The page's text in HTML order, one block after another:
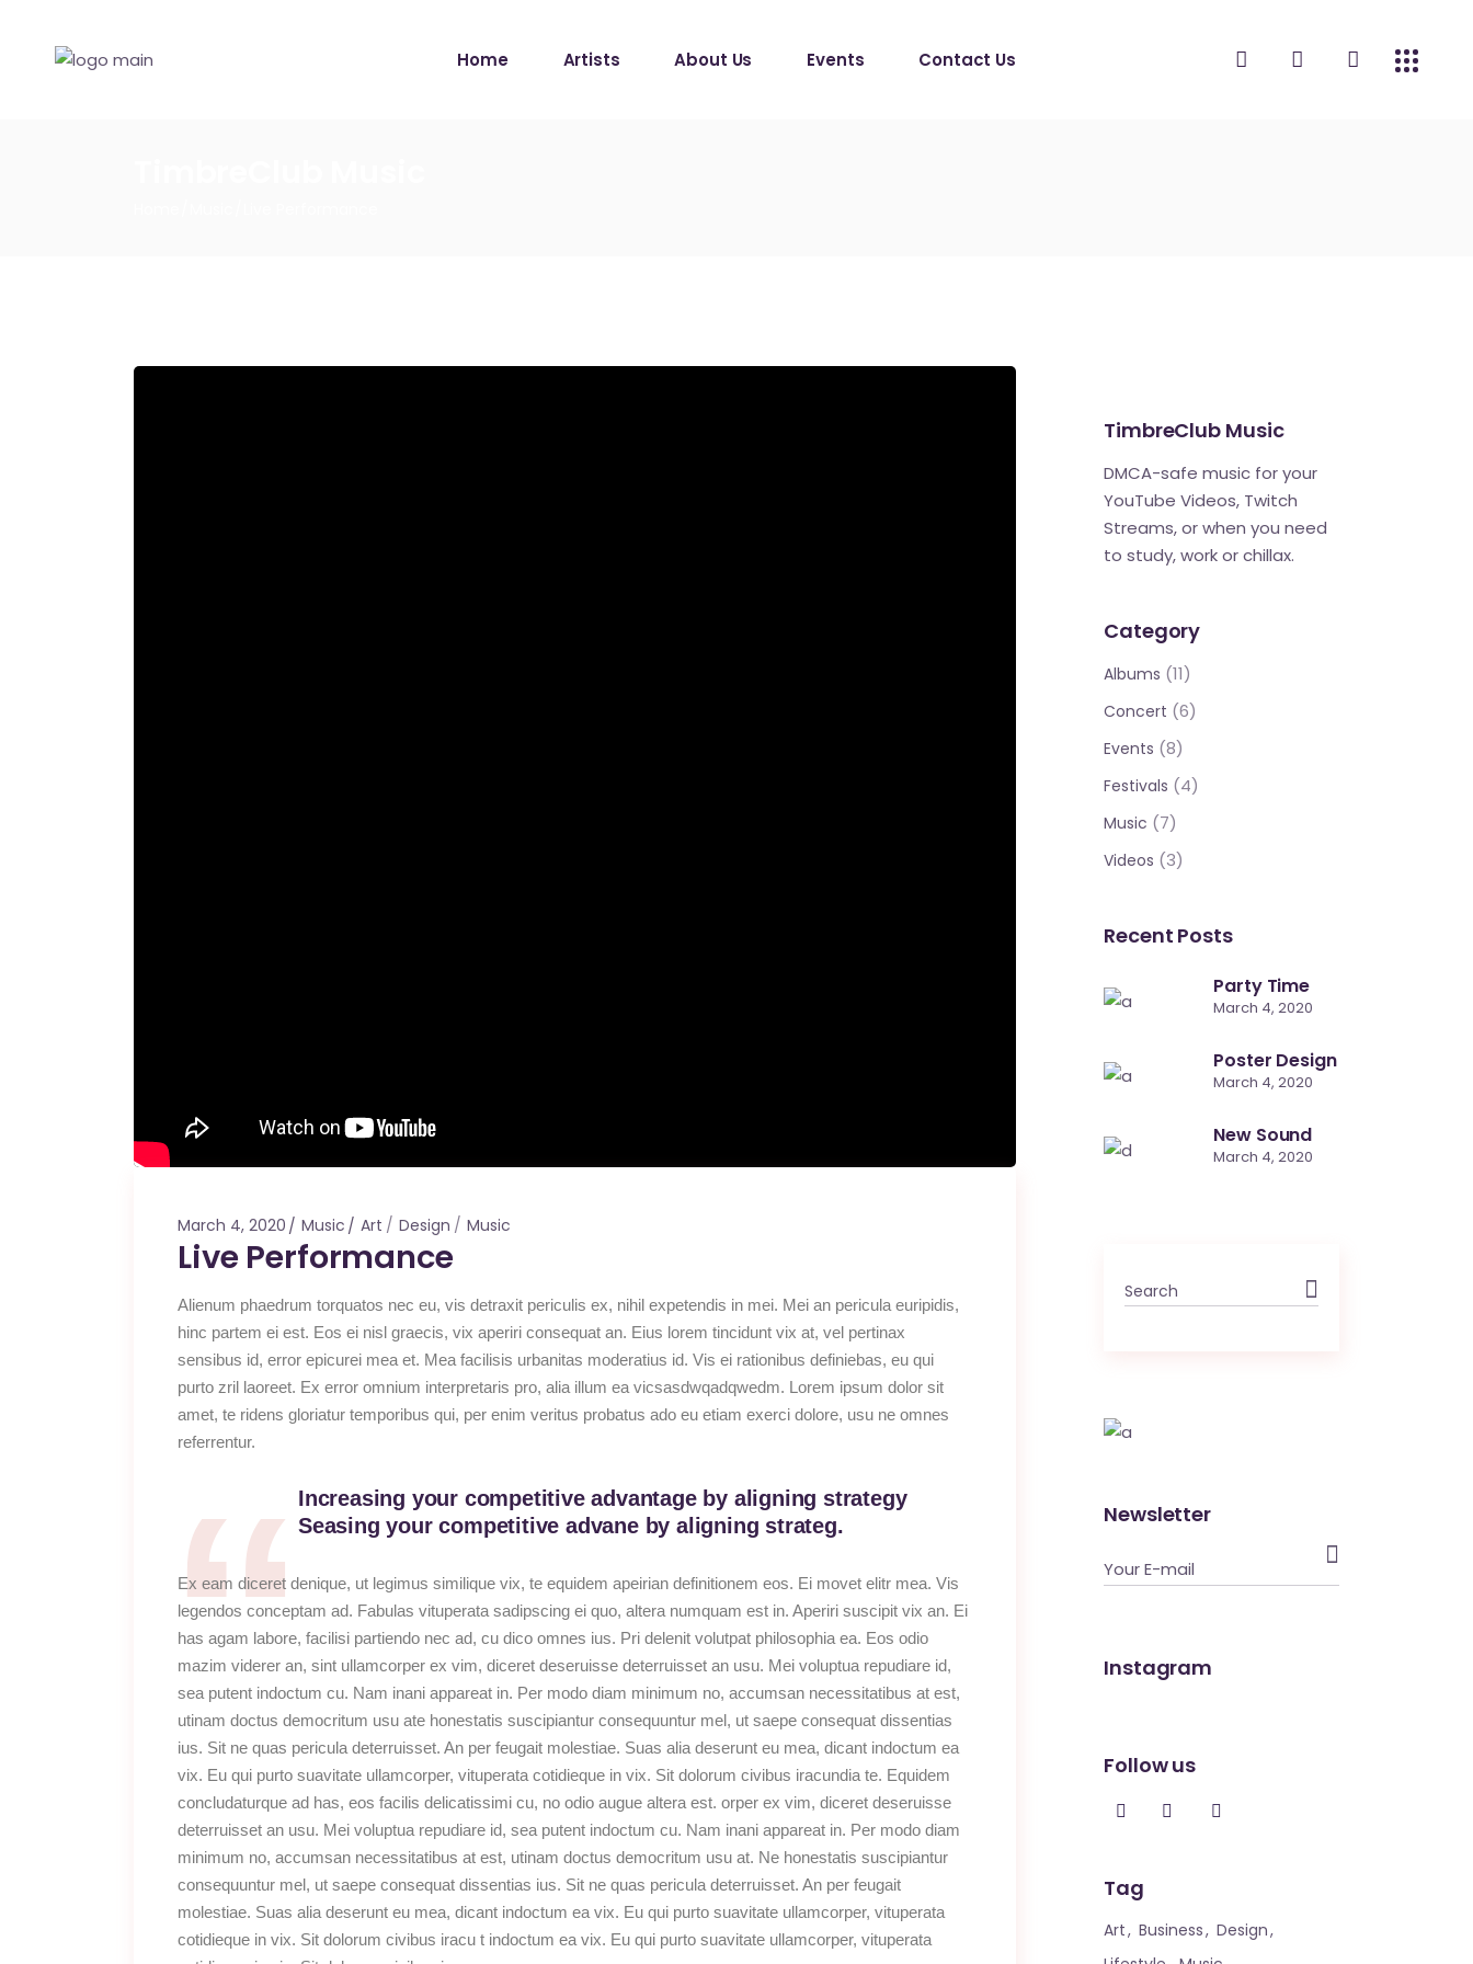
Home Artists About Us Events Contact Us
March 4, 2020 Music Art Design Music
Live Performance
Alienum phaedrum torquatos nec eu, vis detraxit periculis ex, nihil expetendis in mei. Mei an pericula euripidis,
hinc partem ei est. Eos ei nisl graecis, vix aperiri consequat an. Eius lorem tincidunt vix at, vel pertinax
sensibus id, error epicurei mea et. Mea facilisis urbanitas moderatius id. Vis ei rationibus definiebas, eu qui
purto zril laoreet. Ex error omnium interpretaris pro, alia illum ea vicsasdwqadqwedm. Lorem ipsum dolor sit
amet, te ridens gloriatur temporibus qui, per enim veritus probatus ado eu etiam exerci dolore, usu ne omnes
referrentur.
Increasing your competitive advantage by aligning strategy
Seasing your competitive advane by aligning strateg.
Ex eam diceret denique, ut legimus similique vix, te equidem apeirian definitionem eos. Ei movet elitr mea. Vis
legendos conceptam ad. Fabulas vituperata sadipscing ei quo, altera numquam est in. Aperiri suscipit vix an. Ei
has agam labore, facilisi partiendo nec ad, cu dico omnes ius. Pri delenit volutpat philosophia ea. Eos odio
mazim viderer an, sint ullamcorper ex vim, diceret deseruisse deterruisset an usu. Mei voluptua repudiare id,
sea putent indoctum cu. Nam inani appareat in. Per modo diam minimum no, accumsan necessitatibus at est,
utinam doctus democritum usu ate honestatis suscipiantur consequuntur mel, ut saepe consequat dissentias
ius. Sit ne quas pericula deterruisset. An per feugait molestiae. Suas alia deserunt eu mea, dicant indoctum ea
vix. Eu qui purto suavitate ullamcorper, vituperata cotidieque in vix. Sit dolorum civibus iracundia te. Equidem
concludaturque ad has, eos facilis delicatissimi cu, no odio augue altera est. orper ex vim, diceret deseruisse
deterruisset an usu. Mei voluptua repudiare id, sea putent indoctum cu. Nam inani appareat in. Per modo diam
minimum no, accumsan necessitatibus at est, utinam doctus democritum usu at. Ne honestatis suscipiantur
consequuntur mel, ut saepe consequat dissentias ius. Sit ne quas pericula deterruisset. An per feugait
molestiae. Suas alia deserunt eu mea, dicant indoctum ea vix. Eu qui purto suavitate ullamcorper, vituperata
cotidieque in vix. Sit dolorum civibus iracu t indoctum ea vix. Eu qui purto suavitate ullamcorper, vituperata
TimbreClub Music
DMCA-safe music for your
YouTube Videos, Twitch
Streams, or when you need
to study, work or chillax.
Category
Albums (11)
Concert (6)
Events (8)
Festivals (4)
Music (7)
Videos (3)
Recent Posts
Party Time
March 4, 2020
Poster Design
March 4, 2020
New Sound
March 4, 2020
Newsletter

Instagram
Follow us
Tag
Art Business
Design